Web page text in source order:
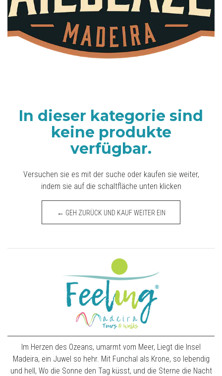
In dieser kategorie sind
keine produkte
verfügbar.
Versuchen sie es mit der suche oder kaufen sie weiter,
indem sie auf die schaltfläche unten klicken
← GEH ZURÜCK UND KAUF WEITER EIN
Im Herzen des Ozeans, umarmt vom Meer, Liegt die Insel
Madeira, ein Juwel so hehr. Mit Funchal als Krone, so lebendig
und hell, Wo die Sonne den Tag küsst, und die Sterne die Nacht